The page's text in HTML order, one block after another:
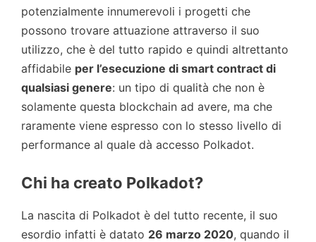
potenzialmente innumerevoli i progetti che
possono trovare attuazione attraverso il suo
utilizzo, che è del tutto rapido e quindi altrettanto
affidabile per l’esecuzione di smart contract di
qualsiasi genere: un tipo di qualità che non è
solamente questa blockchain ad avere, ma che
raramente viene espresso con lo stesso livello di
performance al quale dà accesso Polkadot.
Chi ha creato Polkadot?
La nascita di Polkadot è del tutto recente, il suo
esordio infatti è datato 26 marzo 2020, quando il